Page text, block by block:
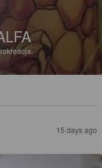
15 days ago